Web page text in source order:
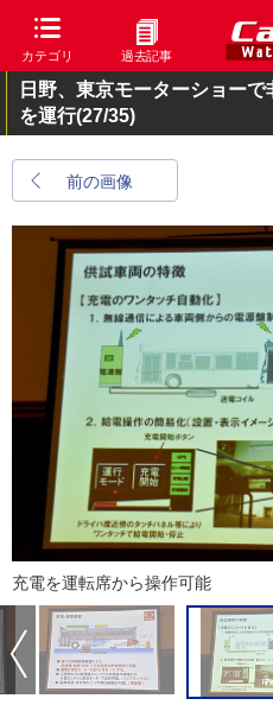
カテゴリ 過去記事
日野、東京モーターショー
を運行(27/35)
前の画像
充電を運転席から操作可能